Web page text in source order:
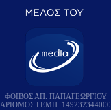
ΦΟΙΒΟΣ ΑΠ. ΠΑΠΑΓΕΩΡΓΙΟΥ
ΑΡΙΘΜΟΣ ΓΕΜΗ: 149232344000